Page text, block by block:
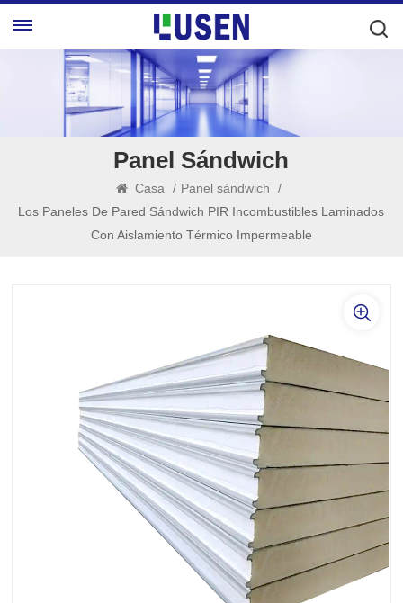
Panel Sándwich
Casa / Panel sándwich
/
Los Paneles De Pared Sándwich PIR Incombustibles Laminados
Con Aislamiento Térmico Impermeable